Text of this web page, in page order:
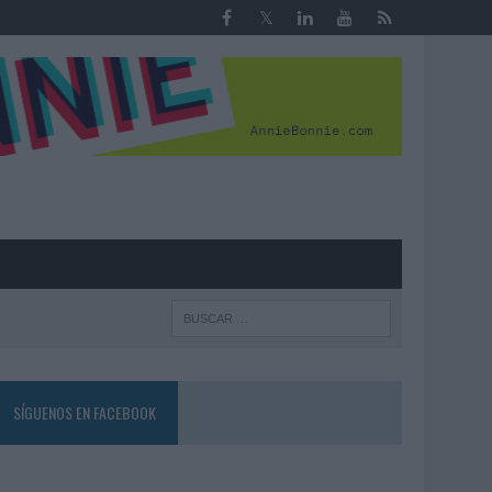
SÍGUENOS EN FACEBOOK